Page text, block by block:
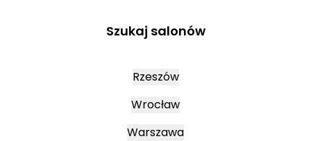
Szukaj salonów
Rzeszów
Wrocław
Warszawa